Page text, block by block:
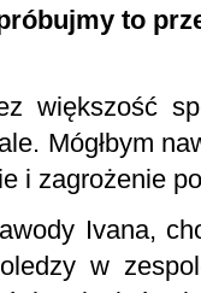
to
większość
Mógłbym
i zagrożenie
Ivana,
w